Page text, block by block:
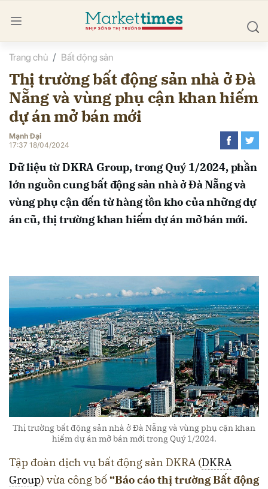
Trang chủ Bất động sản
Thị trường bất động sản nhà ở Đà
Nẵng và vùng phụ cận khan hiếm
dự án mở bán mới
Mạnh Đại
17:37 18/04/2024
Dữ liệu từ DKRA Group, trong Quý 1/2024, phần
lớn nguồn cung bất động sản nhà ở Đà Nẵng và
vùng phụ cận đến từ hàng tồn kho của những dự
án cũ, thị trường khan hiếm dự án mở bán mới.
Thị trường bất động sản nhà ở Đà Nẵng và vùng phụ cận khan
hiếm dự án mở bán mới trong Quý 1/2024.
Tập đoàn dịch vụ bất động sản DKRA (DKRA
Group) vừa công bố“Báo cáo thị trường Bất động
luận
Hủy